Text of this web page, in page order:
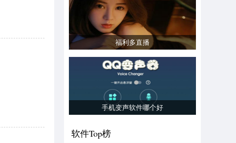
福利多直播
手机变声软件哪个好
软件Top榜